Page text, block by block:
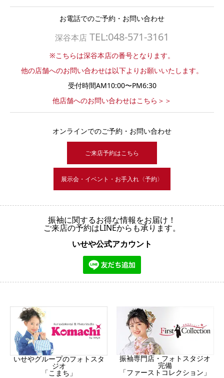
お電話でのご予約・お問い合わせ
深谷本店 TEL:048-571-3161
※こちらは深谷本店の番号となります。
他の店舗へのお問い合わせは以下よりお願いいたします。
受付時間AM10:00〜PM6:30
他店舗へのお問い合わせはこちら＞＞
オンラインでのご予約・お問い合わせ
ご来店予約はこちら
展示会・イベント・お手入れ〈予約〉
振袖に関するお得な情報をお届け！
ご来店の予約はLINEからも承ります。
いせや公式アカウント
いせやグループのフォトスタ
ジオ
「こまち」
振袖専門店・フォトスタジオ
完備
「ファーストコレクション」